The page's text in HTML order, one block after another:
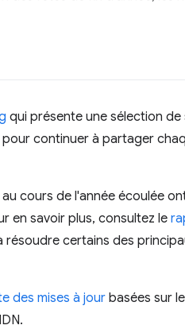
qui présente une sélection
continuer à partager
cours de l'année écoulée
en savoir plus, consultez le
certains des
des mises à jourbasées sur